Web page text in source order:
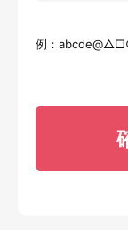
利用規
例：